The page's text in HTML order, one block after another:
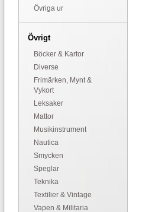
Övriga ur
Övrigt
Böcker & Kartor
Diverse
Frimärken, Mynt &
Vykort
Leksaker
Mattor
Musikinstrument
Nautica
Smycken
Speglar
Teknika
Textilier & Vintage
Vapen & Militaria